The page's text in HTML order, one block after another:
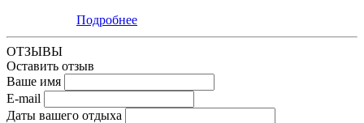
Подробнее
ОТЗЫВЫ
Оставить отзыв
Ваше имя
E-mail
Даты вашего отдыха